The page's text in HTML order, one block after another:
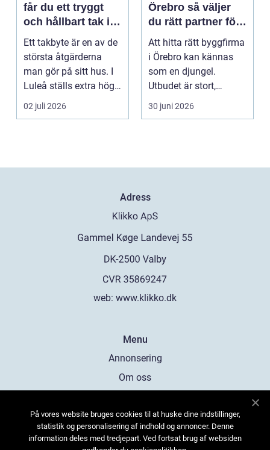
får du ett tryggt
och hållbart tak i
norrbottniskt
klimat
Ett takbyte är en av de
största åtgärderna
man gör på sitt hus. I
Luleå ställs extra höga
krav på bå...
02 juli 2026
Örebro så väljer
du rätt partner för
ditt projekt
Att hitta rätt byggfirma
i Örebro kan kännas
som en djungel.
Utbudet är stort,
projekten ser olika u...
30 juni 2026
Adress
web: www.klikko.dk
Menu
Annonsering
Om oss
Kontakta oss
Sitemap
På vores website bruges cookies til at huske dine indstillinger,
statistik og personalisering af indhold og annoncer. Denne
information deles med tredjepart. Ved fortsat brug af websiden